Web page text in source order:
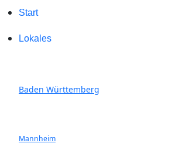
Start
Lokales
Baden Württemberg
Mannheim